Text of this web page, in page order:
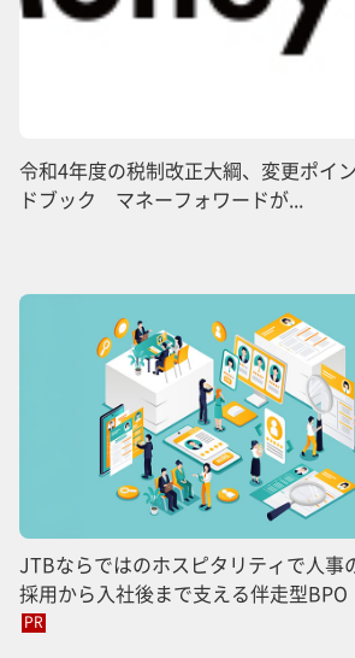
令和4年度の税制改正大綱、変更ポイ
ドブック マネーフォワードが...
JTBならではのホスピタリティで人
採用から入社後まで支える伴走型BPO
PR